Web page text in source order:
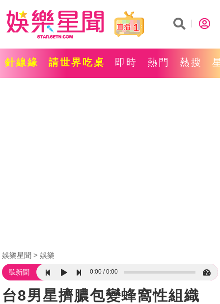
1
針線緣 請世界吃桌 即時 熱門 熱搜
娛樂星聞 娛樂
聽新聞 0:00 0:00
台8男星擠膿包變蜂窩性組織